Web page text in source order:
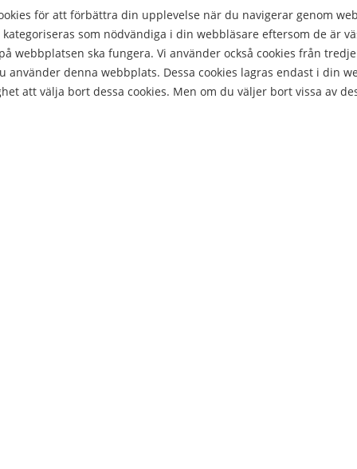
för att förbättra din upplevelse när du navigerar genom
kategoriseras som nödvändiga i din webbläsare eftersom de är
webbplatsen ska fungera. Vi använder också cookies från
använder denna webbplats. Dessa cookies lagras endast i din
att välja bort dessa cookies. Men om du väljer bort vissa av
Comparico AB
Skeppargatan 32
114 52 Stockholm